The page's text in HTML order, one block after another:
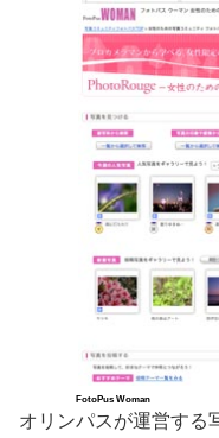
FotoPus Woman
オリンパスが運営する